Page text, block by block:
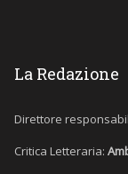
La Redazione
Direttore
Critica Letteraria: